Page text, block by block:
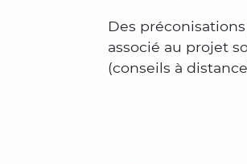
Des
associé au projet
(conseils à